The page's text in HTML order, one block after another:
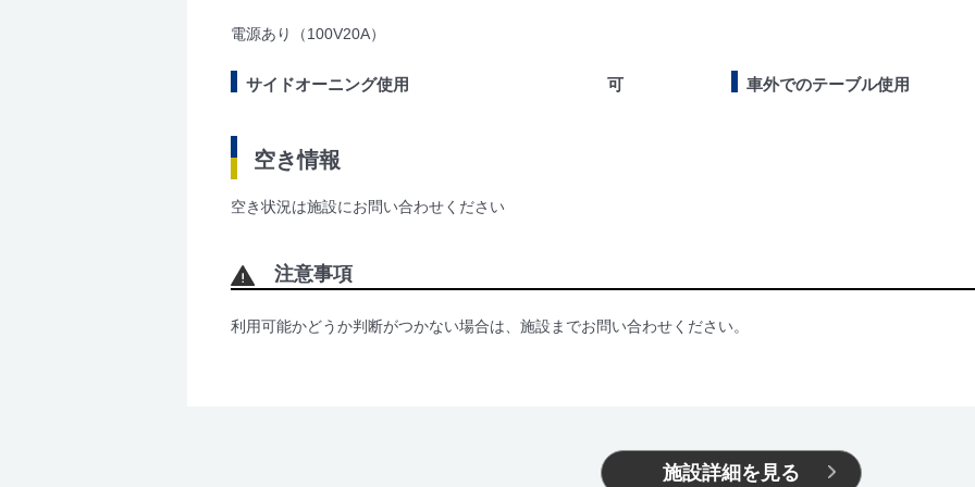
電源あり（100V20A）
サイドオーニング使用 可 車外でのテーブル使用
空き情報
空き状況は施設にお問い合わせください
注意事項
利用可能かどうか判断がつかない場合は、施設までお問い合わせください。
施設詳細を見る